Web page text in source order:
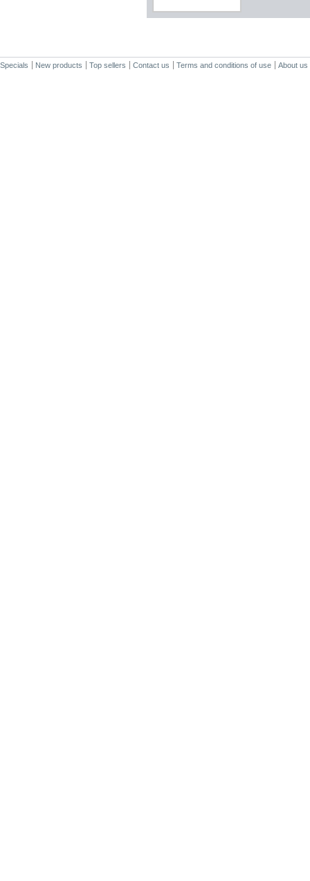
Specials New products Top sellers Contact us Terms and conditions of use About us